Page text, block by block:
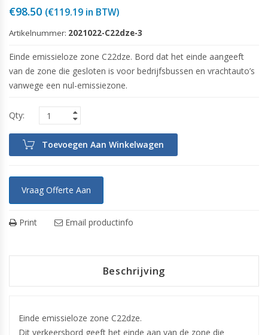
€98.50 (€119.19 in BTW)
Artikelnummer: 2021022-C22dze-3
Einde emissieloze zone C22dze. Bord dat het einde aangeeft
van de zone die gesloten is voor bedrijfsbussen en vrachtauto’s
vanwege een nul-emissiezone.
Toevoegen Aan Winkelwagen
Vraag Offerte Aan
Print Email productinfo
Beschrijving
Einde emissieloze zone C22dze.
Dit verkeersbord geeft het einde aan van de zone die